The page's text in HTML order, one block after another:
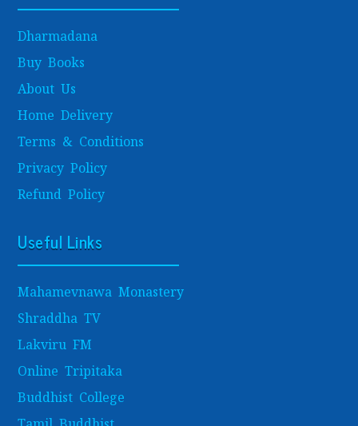
Dharmadana
Buy Books
About Us
Home Delivery
Terms & Conditions
Privacy Policy
Refund Policy
Useful Links
Mahamevnawa Monastery
Shraddha TV
Lakviru FM
Online Tripitaka
Buddhist College